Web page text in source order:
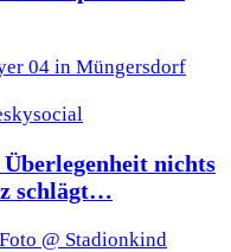
nichts
schlägt…